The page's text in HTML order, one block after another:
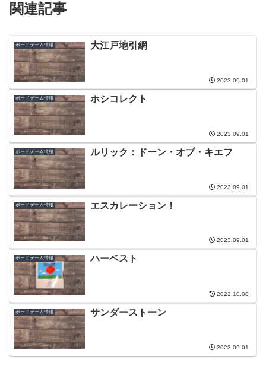
関連記事
ボードゲーム情報 大江戸地引網
2023.09.01
ボードゲーム情報 ホシコレクト
2023.09.01
ボードゲーム情報 ルリック：ドーン・オブ・キエフ
2023.09.01
ボードゲーム情報 エスカレーション！
2023.09.01
ボードゲーム情報 ハーベスト
2023.10.08
ボードゲーム情報 サンダーストーン
2023.09.01